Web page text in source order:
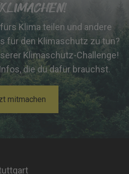
Klima teilen und andere
für den Klimaschutz zu tun?
Klimaschutz-Challenge!
die du dafür brauchst.
mitmachen